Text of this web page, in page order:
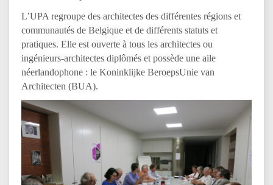
L’UPA regroupe des architectes des différentes régions et
communautés de Belgique et de différents statuts et
pratiques. Elle est ouverte à tous les architectes ou
ingénieurs-architectes diplômés et possède une aile
néerlandophone : le Koninklijke BeroepsUnie van
Architecten (BUA).